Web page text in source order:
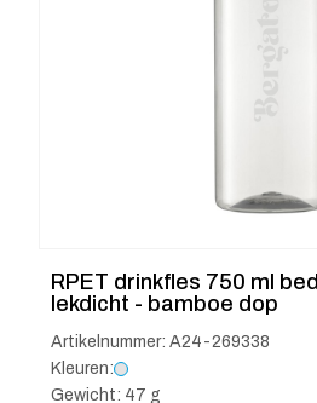
RPET drinkfles 750 ml
lekdicht - bamboe dop
Artikelnummer: A24-269338
Kleuren:
Gewicht: 47 g